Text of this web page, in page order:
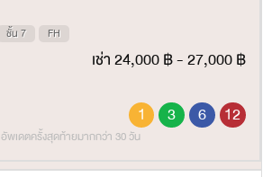
ชั้น 7 FH
เช่า 24,000 ฿ - 27,000 ฿
1 3 6 12
อัพเดตครั้งสุดท้ายมากกว่า 30 วัน